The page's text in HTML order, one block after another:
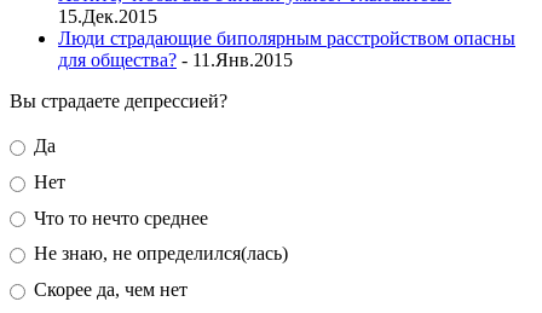
15.Дек.2015
Люди страдающие биполярным расстройством опасны
для общества? - 11.Янв.2015
Вы страдаете депрессией?
Да
Нет
Что то нечто среднее
Не знаю, не определился(лась)
Скорее да, чем нет